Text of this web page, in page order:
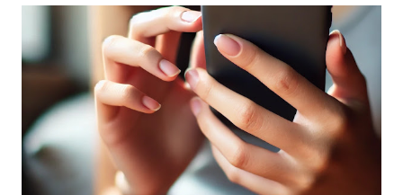
contraseña y autenticación por huella digital. ■ Uso
totalmente gratuito ¡Escritura ilimitada y exportación a
PDF sin costos adicionales! ■ Opciones de personalización
elegantes Añade tu estilo con colores de tema y emojis,y
reduce la fatiga visual con soporte de modo oscuro. ■
Filtros y búsqueda inteligentes Usa #EquilibrioVidaTrabajo
#DiarioDeCrianza #NotasDeTrabajo para buscar y